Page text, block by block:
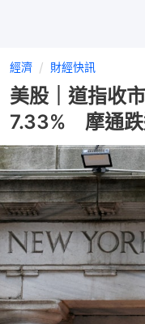
經濟 財經快訊
美股｜道指收
7.33% 摩通跌